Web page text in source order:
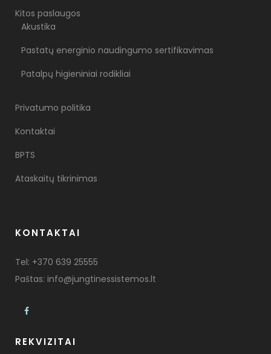
Kitos paslaugos
Akustika
Pastatų energinio naudingumo sertifikavimas
Patalpų higieniniai rodikliai
Privatumo politika
Kontaktai
BPTS
Ataskaitų tikrinimas
KONTAKTAI
Tel: +370 639 25555
Paštas: info@jungtinessistemos.lt
REKVIZITAI